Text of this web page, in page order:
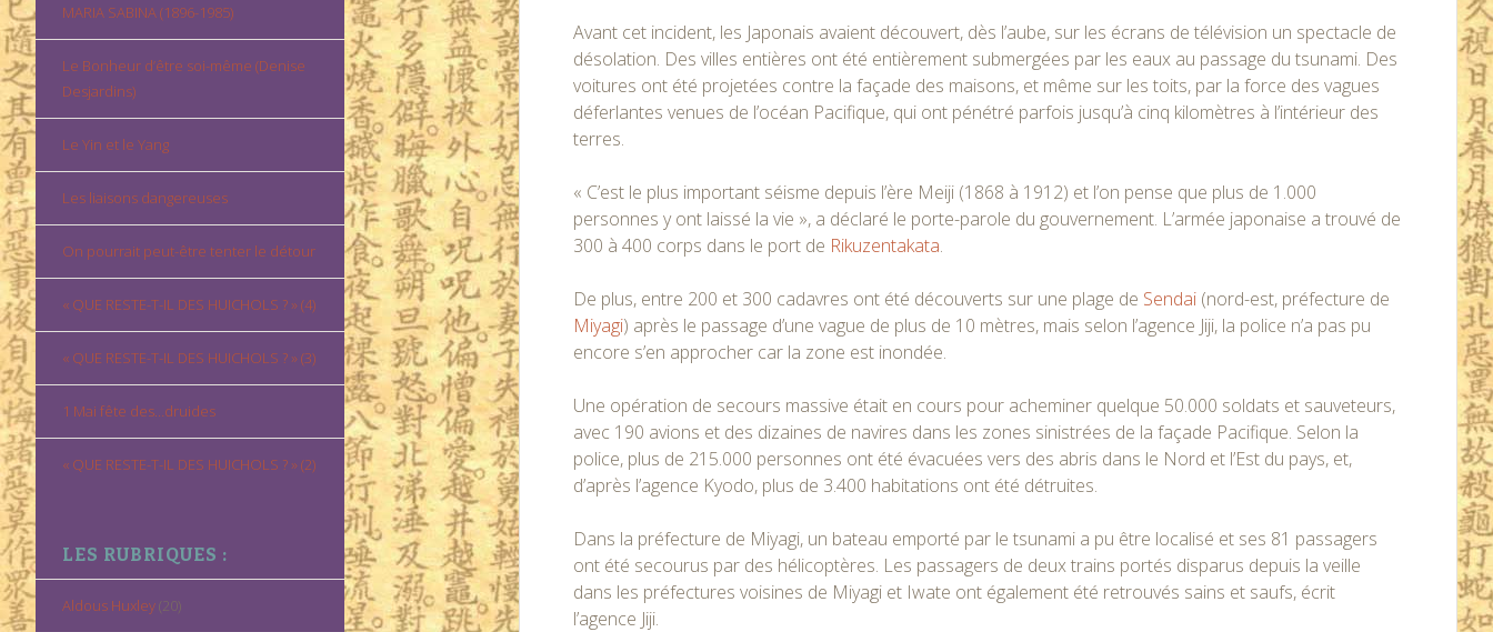
MARIA SABINA (1896-1985)
Le Bonheur d’être soi-même (Denise
Desjardins)
Le Yin et le Yang
Les liaisons dangereuses
On pourrait peut-être tenter le détour
« QUE RESTE-T-IL DES HUICHOLS ? » (4)
« QUE RESTE-T-IL DES HUICHOLS ? » (3)
1 Mai fête des…druides
« QUE RESTE-T-IL DES HUICHOLS ? » (2)
LES RUBRIQUES :
Aldous Huxley(20)
Avant cet incident, les Japonais avaient découvert, dès l’aube, sur les écrans de télévision un spectacle de
désolation. Des villes entières ont été entièrement submergées par les eaux au passage du tsunami. Des
voitures ont été projetées contre la façade des maisons, et même sur les toits, par la force des vagues
déferlantes venues de l’océan Pacifique, qui ont pénétré parfois jusqu’à cinq kilomètres à l’intérieur des
terres.
« C’est le plus important séisme depuis l’ère Meiji (1868 à 1912) et l’on pense que plus de 1.000
personnes y ont laissé la vie », a déclaré le porte-parole du gouvernement. L’armée japonaise a trouvé de
300 à 400 corps dans le port de Rikuzentakata.
De plus, entre 200 et 300 cadavres ont été découverts sur une plage de Sendai (nord-est, préfecture de
Miyagi) après le passage d’une vague de plus de 10 mètres, mais selon l’agence Jiji, la police n’a pas pu
encore s’en approcher car la zone est inondée.
Une opération de secours massive était en cours pour acheminer quelque 50.000 soldats et sauveteurs,
avec 190 avions et des dizaines de navires dans les zones sinistrées de la façade Pacifique. Selon la
police, plus de 215.000 personnes ont été évacuées vers des abris dans le Nord et l’Est du pays, et,
d’après l’agence Kyodo, plus de 3.400 habitations ont été détruites.
Dans la préfecture de Miyagi, un bateau emporté par le tsunami a pu être localisé et ses 81 passagers
ont été secourus par des hélicoptères. Les passagers de deux trains portés disparus depuis la veille
dans les préfectures voisines de Miyagi et Iwate ont également été retrouvés sains et saufs, écrit
l’agence Jiji.